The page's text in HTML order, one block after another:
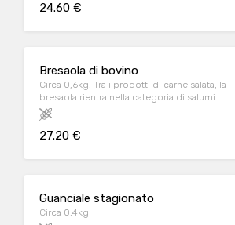
24.60 €
Bresaola di bovino
Circa 0,6kg. Tra i prodotti di carne salata, la
bresaola rientra nella categoria di salumi
crudi non affumicati. Originaria della
Valchiavenna (brisaola) siconsuma affettata,
come antipasto o come secondo. La
bovina (sottofesa) che viene semplicemente
27.20 €
Guanciale stagionato
Circa 0,4kg